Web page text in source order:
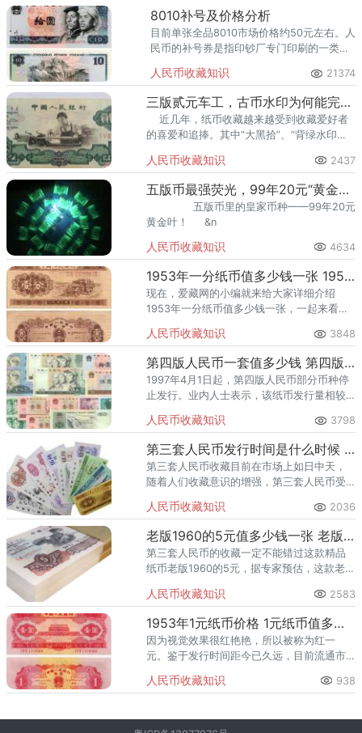
三币。
8010补号及价格分析
目前单张全品8010市场价格约50元左右。人
民币的补号券是指印钞厂专门印刷的一类钞
额版别采用一种或几种专用的冠字来区别。
人民币收藏知识 21374
三版贰元车工，古币水印为何能完胜五星水印？
近几年，纸币收藏越来越受到收藏爱好者
的喜爱和追捧。其中“大黑拾”、“背绿水印壹
人民币收藏知识 2437
五版币最强荧光，99年20元“黄金叶”，FA小开门
黄金叶！ &n
人民币收藏知识 4634
1953年一分纸币值多少钱一张 1953年一分纸币最新价格
现在，爱藏网的小编就来给大家详细介绍
1953年一分纸币值多少钱一张，一起来看看
人民币收藏知识 3848
第四版人民币一套值多少钱 第四版人民币升值潜力有多大
1997年4月1日起，第四版人民币部分币种停
止发行。业内人士表示，该纸币发行量相较
人民币收藏知识 3798
第三套人民币发行时间是什么时候 第三套人民币升值空间有多大
第三套人民币收藏目前在市场上如日中天，
随着人们收藏意识的增强，第三套人民币受
值空间是指日可待的，未来价格上涨可能性
非常的大。
人民币收藏知识 2036
老版1960的5元值多少钱一张 老版1960的5元有收藏价值吗
第三套人民币的收藏一定不能错过这款精品
纸币老版1960的5元，据专家预估，这款老版
空间。
人民币收藏知识 2583
1953年1元纸币价格 1元纸币值多少钱
因为视觉效果很红艳艳，所以被称为红一
元。鉴于发行时间距今已久远，目前流通市
全新品相的可能会根据实际情况而折半。
人民币收藏知识 938